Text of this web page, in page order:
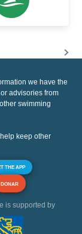
we have the
advisories from
swimming
keep other
THE APP
DONAR
is supported by